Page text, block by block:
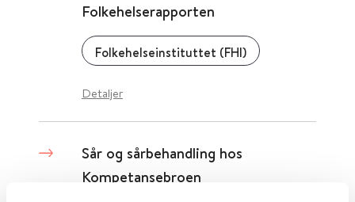
Folkehelserapporten
Folkehelseinstituttet (FHI)
Detaljer
Sår og sårbehandling hos
Kompetansebroen